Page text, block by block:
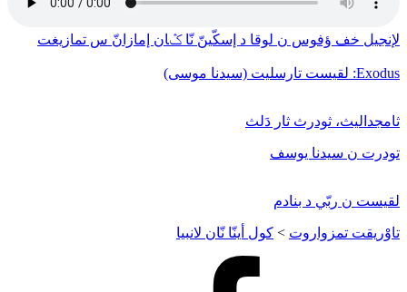
لإنجيل خف ﺅفوس ن لوقا د إسكّينّ نّا ݣان إمازانّ س تمازيغت
Exodus: لقيست تارسليت (سيدنا موسى)
ثامجداليث، ثودرث ثار دَلث
تودرت ن سيدنا يوسف
لقيست ن ربّي د بنادم
تاوْريقت تمزواروت > كول أينّا نّان لانبيا